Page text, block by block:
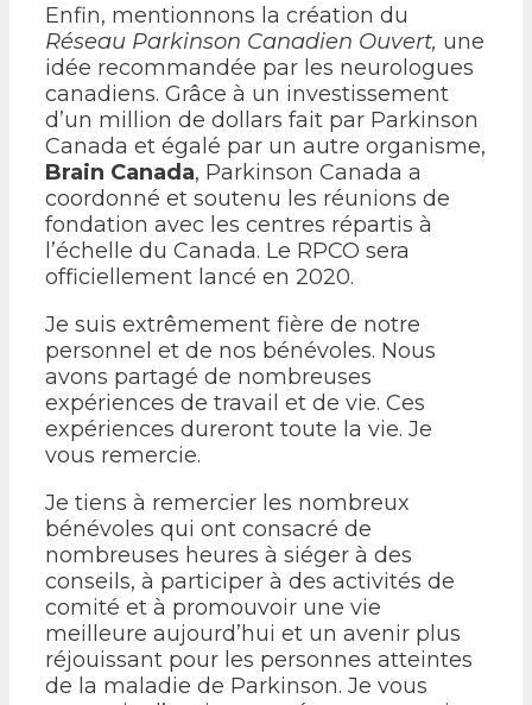
Enfin, mentionnons la création du
Réseau Parkinson Canadien Ouvert, une
idée recommandée par les neurologues
canadiens. Grâce à un investissement
d’un million de dollars fait par Parkinson
Canada et égalé par un autre organisme,
Brain Canada, Parkinson Canada a
coordonné et soutenu les réunions de
fondation avec les centres répartis à
l’échelle du Canada. Le RPCO sera
officiellement lancé en 2020.
Je suis extrêmement fière de notre
personnel et de nos bénévoles. Nous
avons partagé de nombreuses
expériences de travail et de vie. Ces
expériences dureront toute la vie. Je
vous remercie.
Je tiens à remercier les nombreux
bénévoles qui ont consacré de
nombreuses heures à siéger à des
conseils, à participer à des activités de
comité et à promouvoir une vie
meilleure aujourd’hui et un avenir plus
réjouissant pour les personnes atteintes
de la maladie de Parkinson. Je vous